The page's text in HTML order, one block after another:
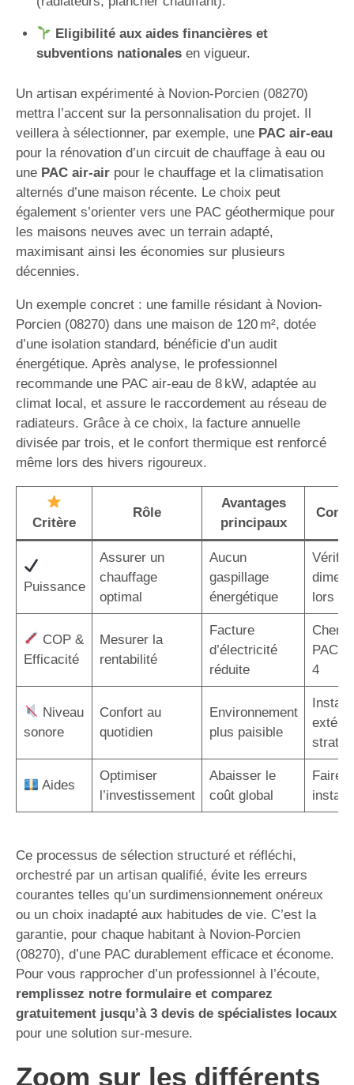
Eligibilité aux aides financières et
subventions nationalesen vigueur.
Un artisan expérimenté à Novion-Porcien (08270)
mettra l’accent sur la personnalisation du projet. Il
veillera à sélectionner, par exemple, une PAC air-eau
pour la rénovation d’un circuit de chauffage à eau ou
une PAC air-air pour le chauffage et la climatisation
alternés d’une maison récente. Le choix peut
également s’orienter vers une PAC géothermique pour
les maisons neuves avec un terrain adapté,
maximisant ainsi les économies sur plusieurs
décennies.
Un exemple concret : une famille résidant à Novion-
Porcien (08270) dans une maison de 120 m², dotée
d’une isolation standard, bénéficie d’un audit
énergétique. Après analyse, le professionnel
recommande une PAC air-eau de 8 kW, adaptée au
climat local, et assure le raccordement au réseau de
radiateurs. Grâce à ce choix, la facture annuelle
divisée par trois, et le confort thermique est renforcé
même lors des hivers rigoureux.
Critère
Rôle
Avantages
principaux
Puissance
Assurer un
chauffage
optimal
Aucun
gaspillage
énergétique
lors de
COP &
Efficacité
Mesurer la
rentabilité
Facture
d’électricité
réduite
PAC
4
Niveau
sonore
Confort au
quotidien
Environnement
plus paisible
Aides
Optimiser
l’investissement
Abaisser le
coût global
Faire
Ce processus de sélection structuré et réfléchi,
orchestré par un artisan qualifié, évite les erreurs
courantes telles qu’un surdimensionnement onéreux
ou un choix inadapté aux habitudes de vie. C’est la
garantie, pour chaque habitant à Novion-Porcien
(08270), d’une PAC durablement efficace et économe.
Pour vous rapprocher d’un professionnel à l’écoute,
remplissez notre formulaire et comparez
gratuitement jusqu’à 3 devis de spécialistes locaux
pour une solution sur-mesure.
Zoom sur les différents